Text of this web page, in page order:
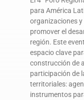
para América
organizaciones
promover el
región. Este
espacio clave
construcción de
participación de
territoriales:
instrumentos